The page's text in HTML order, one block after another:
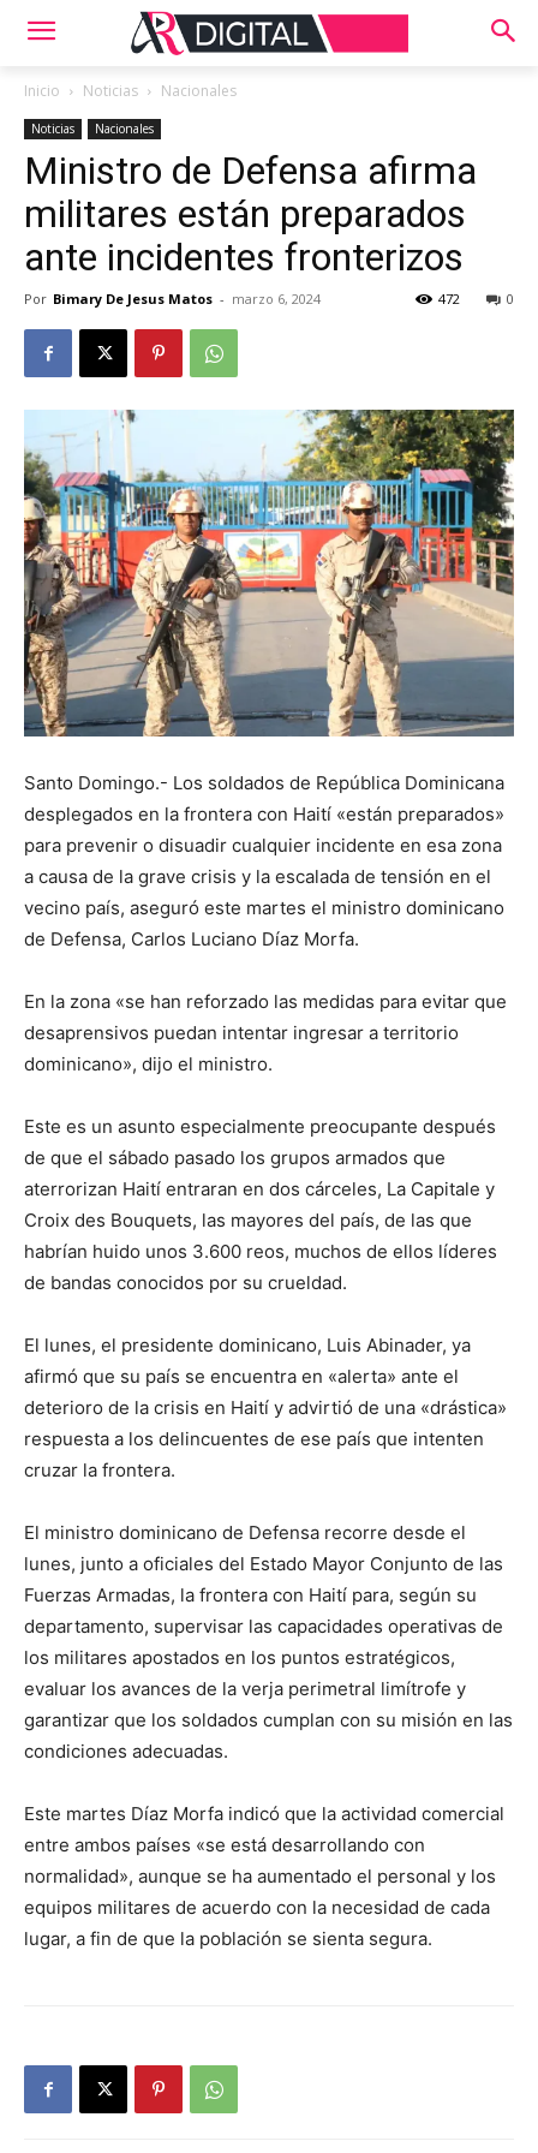
Inicio Noticias Nacionales
Noticias Nacionales
Ministro de Defensa afirma
militares están preparados
ante incidentes fronterizos
Por Bimary De Jesus Matos - marzo 6, 2024 0
472
Santo Domingo.- Los soldados de República Dominicana
desplegados en la frontera con Haití «están preparados»
para prevenir o disuadir cualquier incidente en esa zona
a causa de la grave crisis y la escalada de tensión en el
vecino país, aseguró este martes el ministro dominicano
de Defensa, Carlos Luciano Díaz Morfa.
En la zona «se han reforzado las medidas para evitar que
desaprensivos puedan intentar ingresar a territorio
dominicano», dijo el ministro.
Este es un asunto especialmente preocupante después
de que el sábado pasado los grupos armados que
aterrorizan Haití entraran en dos cárceles, La Capitale y
Croix des Bouquets, las mayores del país, de las que
habrían huido unos 3.600 reos, muchos de ellos líderes
de bandas conocidos por su crueldad.
El lunes, el presidente dominicano, Luis Abinader, ya
afirmó que su país se encuentra en «alerta» ante el
deterioro de la crisis en Haití y advirtió de una «drástica»
respuesta a los delincuentes de ese país que intenten
cruzar la frontera.
El ministro dominicano de Defensa recorre desde el
lunes, junto a oficiales del Estado Mayor Conjunto de las
Fuerzas Armadas, la frontera con Haití para, según su
departamento, supervisar las capacidades operativas de
los militares apostados en los puntos estratégicos,
evaluar los avances de la verja perimetral limítrofe y
garantizar que los soldados cumplan con su misión en las
condiciones adecuadas.
Este martes Díaz Morfa indicó que la actividad comercial
entre ambos países «se está desarrollando con
normalidad», aunque se ha aumentado el personal y los
equipos militares de acuerdo con la necesidad de cada
lugar, a fin de que la población se sienta segura.